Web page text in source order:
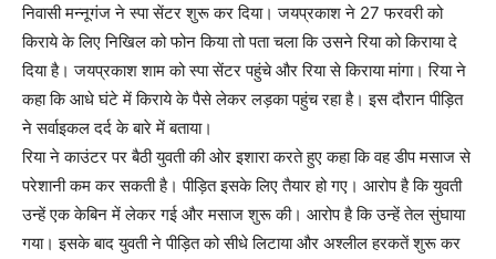
निवासी मन्नूगंज ने स्पा सेंटर शुरू कर दिया। जयप्रकाश ने 27 फरवरी को
किराये के लिए निखिल को फोन किया तो पता चला कि उसने रिया को किराया दे
दिया है। जयप्रकाश शाम को स्पा सेंटर पहुंचे और रिया से किराया मांगा। रिया ने
कहा कि आधे घंटे में किराये के पैसे लेकर लड़का पहुंच रहा है। इस दौरान पीड़ित
ने सर्वाइकल दर्द के बारे में बताया।
रिया ने काउंटर पर बैठी युवती की ओर इशारा करते हुए कहा कि वह डीप मसाज से
परेशानी कम कर सकती है। पीड़ित इसके लिए तैयार हो गए। आरोप है कि युवती
उन्हें एक केबिन में लेकर गई और मसाज शुरू की। आरोप है कि उन्हें तेल सुंघाया
गया। इसके बाद युवती ने पीड़ित को सीधे लिटाया और अश्लील हरकतें शुरू कर